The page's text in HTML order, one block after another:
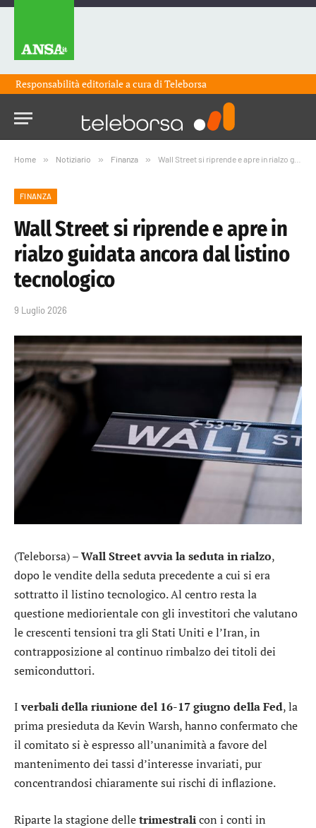
Responsabilità editoriale a cura diTeleborsa
Home » Notiziario » Finanza » Wall Street si riprende e apre in rialzo guidata ancora dal listino tecnologico
FINANZA
Wall Street si riprende e apre in
rialzo guidata ancora dal listino
tecnologico
9 Luglio 2026
(Teleborsa) –Wall Street avvia la seduta in rialzo,
dopo le vendite della seduta precedente a cui si era
sottratto il listino tecnologico. Al centro resta la
questione mediorientale con gli investitori che valutano
le crescenti tensioni tra gli Stati Uniti e l’Iran, in
contrapposizione al continuo rimbalzo dei titoli dei
semiconduttori.
Iverbali della riunione del 16-17 giugno della Fed, la
prima presieduta da Kevin Warsh, hanno confermato che
il comitato si è espresso all’unanimità a favore del
mantenimento dei tassi d’interesse invariati, pur
concentrandosi chiaramente sui rischi di inflazione.
Riparte la stagione delletrimestralicon i conti in